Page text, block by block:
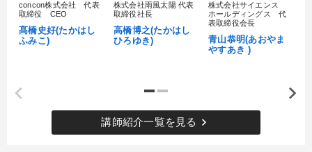
concon株式会社 代表
取締役 CEO
髙橋史好(たかはし
ふみこ)
株式会社雨風太陽 代表
取締役社長
高橋博之(たかはし
ひろゆき)
株式会社サイエンス
ホールディングス 代
表取締役会長
青山恭明(あおやま
やすあき )
講師紹介一覧を見る keyboard_arrow_right